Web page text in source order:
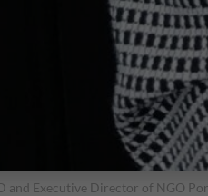
and Executive Director of NGO